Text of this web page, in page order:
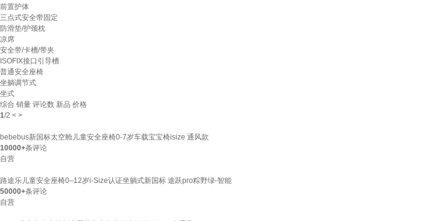
前置护体
三点式安全带固定
防滑垫/护颈枕
凉席
安全带/卡槽/带夹
ISOFIX接口引导槽
普通安全座椅
坐躺调节式
坐式
综合 销量 评论数 新品 价格
1/2 < >
bebebus新国标太空舱儿童安全座椅0-7岁车载宝宝椅isize 通风款
10000+条评论
自营
路途乐儿童安全座椅0–12岁i-Size认证坐躺式新国标 途跃pro粽野绿-智能
50000+条评论
自营